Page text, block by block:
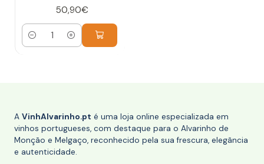
50,90€
Quantidade
A VinhAlvarinho.pt é uma loja online especializada em
vinhos portugueses, com destaque para o Alvarinho de
Monção e Melgaço, reconhecido pela sua frescura, elegância
e autenticidade.